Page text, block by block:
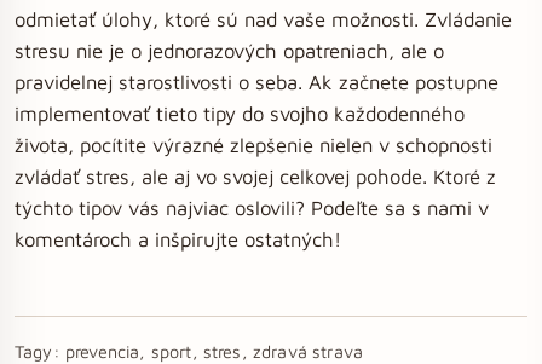
odmietať úlohy, ktoré sú nad vaše možnosti. Zvládanie
stresu nie je o jednorazových opatreniach, ale o
pravidelnej starostlivosti o seba. Ak začnete postupne
implementovať tieto tipy do svojho každodenného
života, pocítite výrazné zlepšenie nielen v schopnosti
zvládať stres, ale aj vo svojej celkovej pohode. Ktoré z
týchto tipov vás najviac oslovili? Podeľte sa s nami v
komentároch a inšpirujte ostatných!
Tagy: prevencia, sport, stres, zdravá strava